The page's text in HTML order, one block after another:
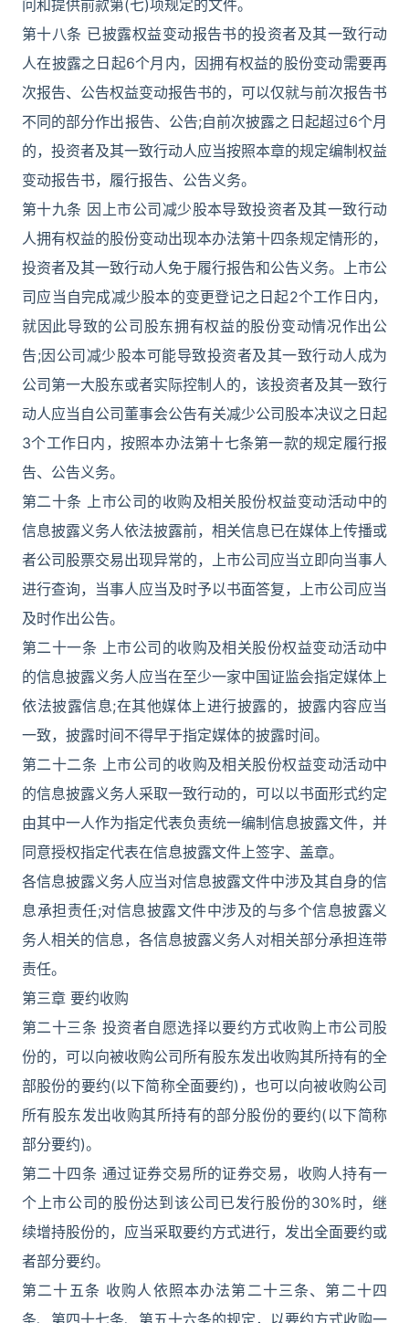
问和提供前款第(七)项规定的文件。
第十八条 已披露权益变动报告书的投资者及其一致行动
人在披露之日起6个月内，因拥有权益的股份变动需要再
次报告、公告权益变动报告书的，可以仅就与前次报告书
不同的部分作出报告、公告;自前次披露之日起超过6个月
的，投资者及其一致行动人应当按照本章的规定编制权益
变动报告书，履行报告、公告义务。
第十九条 因上市公司减少股本导致投资者及其一致行动
人拥有权益的股份变动出现本办法第十四条规定情形的，
投资者及其一致行动人免于履行报告和公告义务。上市公
司应当自完成减少股本的变更登记之日起2个工作日内，
就因此导致的公司股东拥有权益的股份变动情况作出公
告;因公司减少股本可能导致投资者及其一致行动人成为
公司第一大股东或者实际控制人的，该投资者及其一致行
动人应当自公司董事会公告有关减少公司股本决议之日起
3个工作日内，按照本办法第十七条第一款的规定履行报
告、公告义务。
第二十条 上市公司的收购及相关股份权益变动活动中的
信息披露义务人依法披露前，相关信息已在媒体上传播或
者公司股票交易出现异常的，上市公司应当立即向当事人
进行查询，当事人应当及时予以书面答复，上市公司应当
及时作出公告。
第二十一条 上市公司的收购及相关股份权益变动活动中
的信息披露义务人应当在至少一家中国证监会指定媒体上
依法披露信息;在其他媒体上进行披露的，披露内容应当
一致，披露时间不得早于指定媒体的披露时间。
第二十二条 上市公司的收购及相关股份权益变动活动中
的信息披露义务人采取一致行动的，可以以书面形式约定
由其中一人作为指定代表负责统一编制信息披露文件，并
同意授权指定代表在信息披露文件上签字、盖章。
各信息披露义务人应当对信息披露文件中涉及其自身的信
息承担责任;对信息披露文件中涉及的与多个信息披露义
务人相关的信息，各信息披露义务人对相关部分承担连带
责任。
第三章 要约收购
第二十三条 投资者自愿选择以要约方式收购上市公司股
份的，可以向被收购公司所有股东发出收购其所持有的全
部股份的要约(以下简称全面要约)，也可以向被收购公司
所有股东发出收购其所持有的部分股份的要约(以下简称
部分要约)。
第二十四条 通过证券交易所的证券交易，收购人持有一
个上市公司的股份达到该公司已发行股份的30%时，继
续增持股份的，应当采取要约方式进行，发出全面要约或
者部分要约。
第二十五条 收购人依照本办法第二十三条、第二十四
条、第四十七条、第五十六条的规定，以要约方式收购一